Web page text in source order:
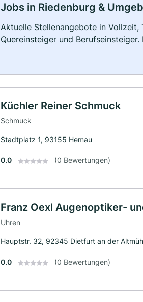
Jobs in Riedenburg &
Aktuelle Stellenangebote in
Quereinsteiger und
Küchler Reiner Schmuck
Schmuck
Stadtplatz 1, 93155 Hemau
0.0 (0 Bewertungen)
Franz Oexl Augenoptiker-
Uhren
Hauptstr. 32, 92345 Dietfurt an der
0.0 (0 Bewertungen)